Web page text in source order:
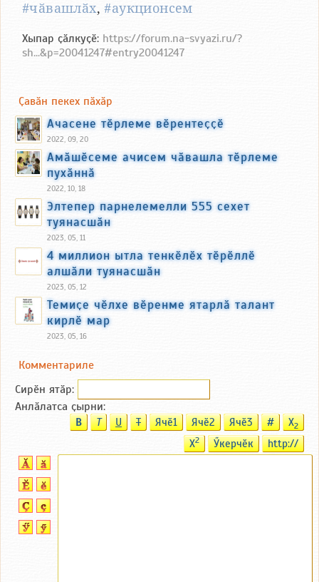
#чӑвашлӑх,#аукционсем
Хыпар ҫӑлкуҫӗ: https://forum.na-svyazi.ru/?
sh...&p=20041247#entry20041247
Ҫавӑн пекех пӑхӑр
Ачасене тӗрлеме вӗрентеҫҫӗ
2022, 09, 20
Амӑшӗсеме ачисем чӑвашла тӗрлеме
пухӑннӑ
2022, 10, 18
Элтепер парнелемелли 555 сехет
туянасшӑн
2023, 05, 11
4 миллион ытла тенкӗлӗх тӗрӗллӗ
алшӑли туянасшӑн
2023, 05, 12
Темиҫе чӗлхе вӗренме ятарлӑ талант
кирлӗ мар
2023, 05, 16
Комментариле
Сирӗн ятӑp:
Анлӑлатса ҫырни:
B T U T Ячӗ1 Ячӗ2 Ячӗ3 # X2
X2 Ӳкерчӗк http://